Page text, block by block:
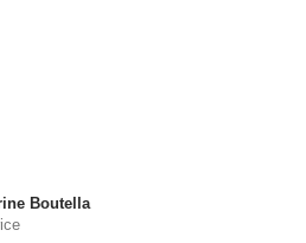
Boutella